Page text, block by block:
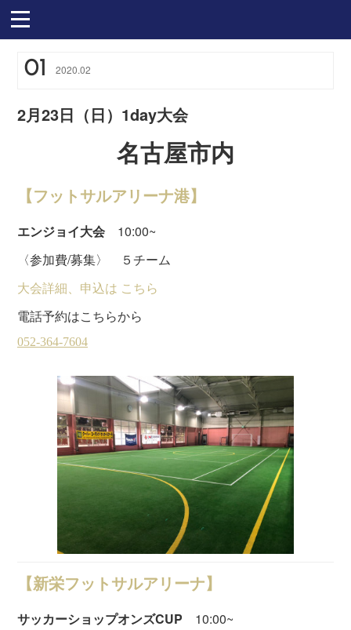
01 2020.02
2月23日（日）1day大会
名古屋市内
【フットサルアリーナ港】
エンジョイ大会 10:00~
〈参加費/募集〉 ５チーム
大会詳細、申込は こちら
電話予約はこちらから
【新栄フットサルアリーナ】
サッカーショップオンズCUP 10:00~